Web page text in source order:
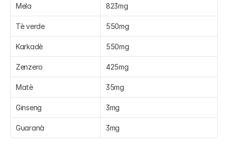
Mela 823mg
Tè verde 550mg
Karkadè 550mg
Zenzero 425mg
Matè 35mg
Ginseng 3mg
Guaranà 3mg